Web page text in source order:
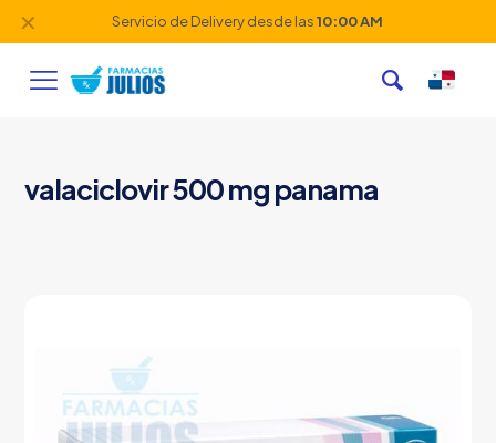
Servicio de Delivery desde las10:00 AM
✕
valaciclovir 500 mg panama